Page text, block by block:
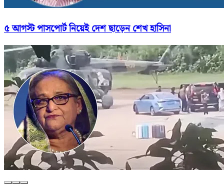
৫ আগস্ট পাসপোর্ট নিয়েই দেশ ছাড়েন শেখ হাসিনা